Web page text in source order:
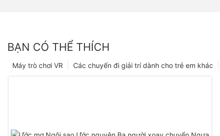
BẠN CÓ THỂ THÍCH
Các chuyến đi giải trí dành cho trẻ em khác
Máy trò chơi VR